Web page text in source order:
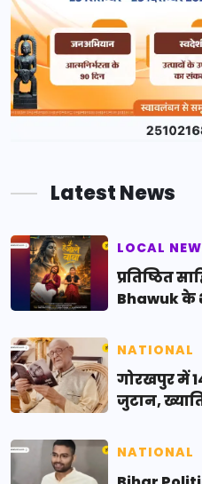
Latest News
LOCAL
प्रतिष्ठित
Bhawuk के
NATIONAL
गोरखपुर में
जुटान,
NATIONAL